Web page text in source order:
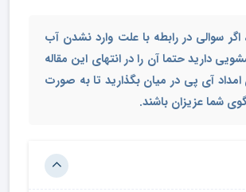
اگر سوالی در رابطه با علت وارد نشدن آب
دارید حتما آن را در انتهای این مقاله
امداد آی پی در میان بگذارید تا به صورت
شما عزیزان باشند.